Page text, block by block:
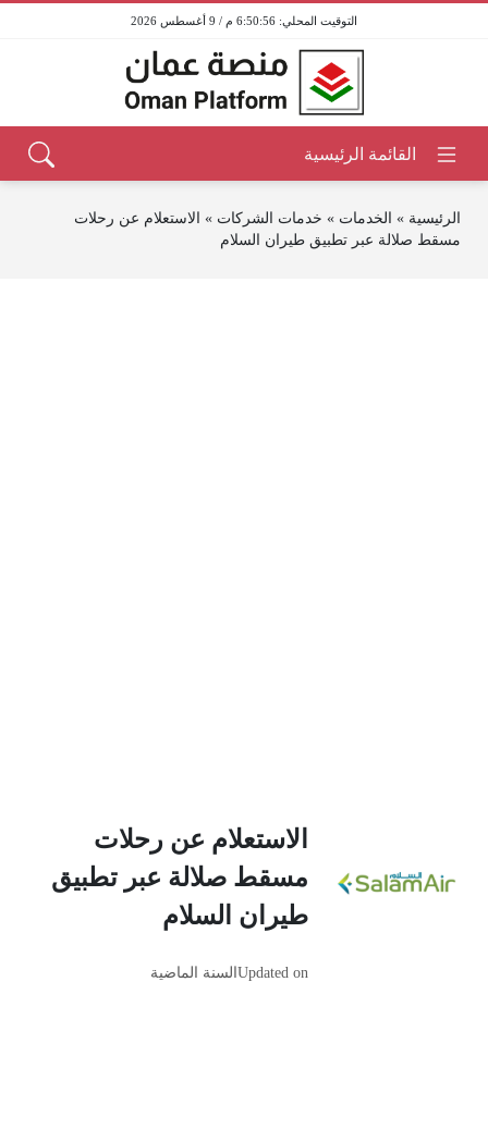
6:50:56 م / 9 أغسطس 2026
الرئيسية » الخدمات » خدمات الشركات » الاستعلام عن رحلات
مسقط صلالة عبر تطبيق طيران السلام
الاستعلام عن رحلات
مسقط صلالة عبر تطبيق
طيران السلام
Updated on السنة الماضية